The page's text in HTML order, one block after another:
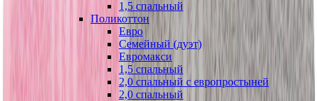
1,5 спальный
Поликоттон
Евро
Семейный (дуэт)
Евромакси
1,5 спальный
2,0 спальный с европростыней
2,0 спальный